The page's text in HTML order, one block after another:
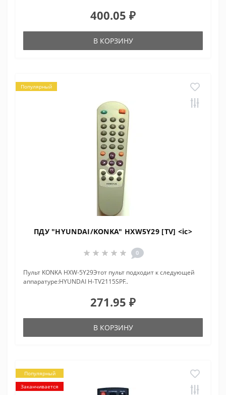
400.05 ₽
В КОРЗИНУ
Популярный
ПДУ "HYUNDAI/KONKA" HXW5Y29 [TV] <ic>
0
Пульт KONKA HXW-5Y29Этот пульт подходит к следующей
аппаратуре:HYUNDAI H-TV2115SPF..
271.95 ₽
В КОРЗИНУ
Популярный
Заканчивается